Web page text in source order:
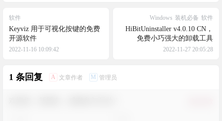
软件
Keyviz 用于可视化按键的免费
开源软件
2022-11-16 10:09:42
Windows 装机必备 软件
HiBitUninstaller v4.0.10 CN，
免费小巧强大的卸载工具
2022-11-27 20:05:28
1 条回复 A 文章作者 M 管理员